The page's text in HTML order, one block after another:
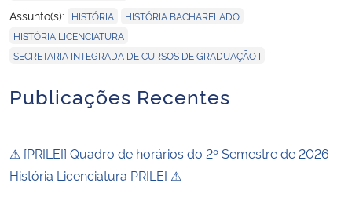
Assunto(s): HISTÓRIA HISTÓRIA BACHARELADO
HISTÓRIA LICENCIATURA
SECRETARIA INTEGRADA DE CURSOS DE GRADUAÇÃO I
Publicações Recentes
⚠ [PRILEI] Quadro de horários do 2º Semestre de 2026 –
História Licenciatura PRILEI ⚠